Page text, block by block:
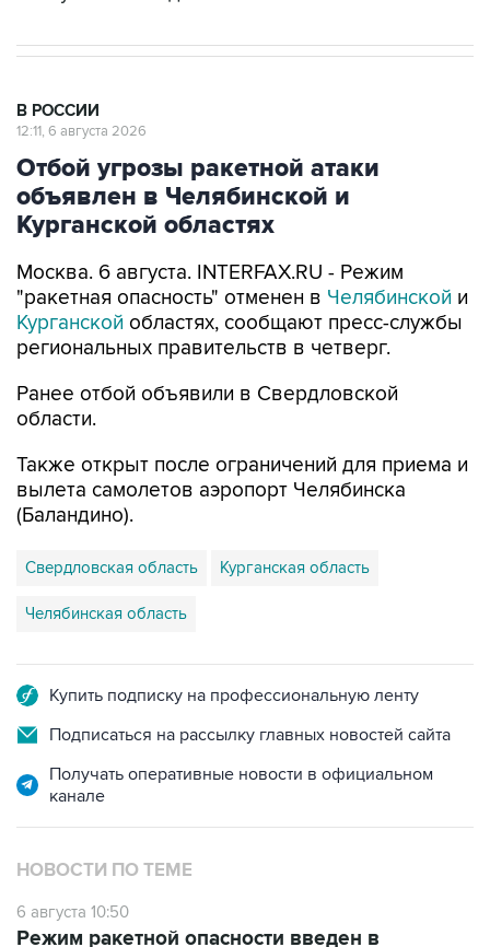
В РОССИИ
12:11, 6 августа 2026
Отбой угрозы ракетной атаки
объявлен в Челябинской и
Курганской областях
Москва. 6 августа. INTERFAX.RU - Режим
"ракетная опасность" отменен в Челябинской и
Курганской областях, сообщают пресс-службы
региональных правительств в четверг.
Ранее отбой объявили в Свердловской
области.
Также открыт после ограничений для приема и
вылета самолетов аэропорт Челябинска
(Баландино).
Свердловская область Курганская область
Челябинская область
Купить подписку на профессиональную ленту
Подписаться на рассылку главных новостей сайта
Получать оперативные новости в официальном
канале
НОВОСТИ ПО ТЕМЕ
6 августа 10:50
Режим ракетной опасности введен в